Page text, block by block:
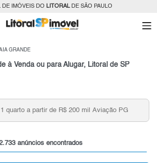
DE IMÓVEIS DO LITORALDE SÃO PAULO
GRANDE
à Venda ou para Alugar, Litoral de SP
3 Quartos Caiçara, Praia Grande, Litoral
Sul, SP para venda
anúncios encontrados